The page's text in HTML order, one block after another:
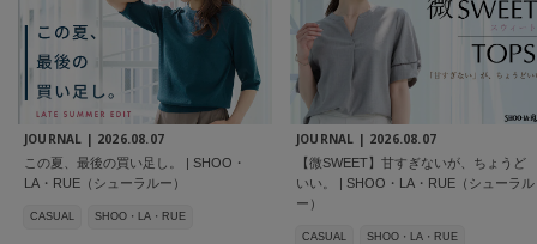
JOURNAL | 2026.08.07
この夏、最後の買い足し。 | SHOO・
LA・RUE（シューラルー）
CASUAL SHOO・LA・RUE
JOURNAL | 2026.08.07
【微SWEET】甘すぎないが、ちょうど
いい。 | SHOO・LA・RUE（シューラル
ー）
CASUAL SHOO・LA・RUE